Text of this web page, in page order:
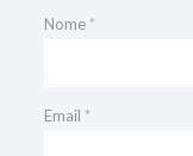
Nome*
Email *